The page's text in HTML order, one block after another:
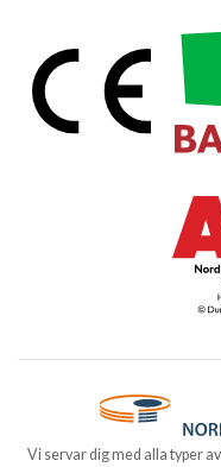
Vi servar dig med alla typer